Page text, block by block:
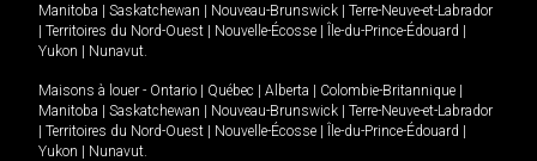
Manitoba | Saskatchewan | Nouveau-Brunswick | Terre-Neuve-et-Labrador
| Territoires du Nord-Ouest | Nouvelle-Écosse | Île-du-Prince-Édouard |
Yukon | Nunavut
Maisons à louer - Ontario | Québec | Alberta | Colombie-Britannique |
Manitoba | Saskatchewan | Nouveau-Brunswick | Terre-Neuve-et-Labrador
| Territoires du Nord-Ouest | Nouvelle-Écosse | Île-du-Prince-Édouard |
Yukon | Nunavut